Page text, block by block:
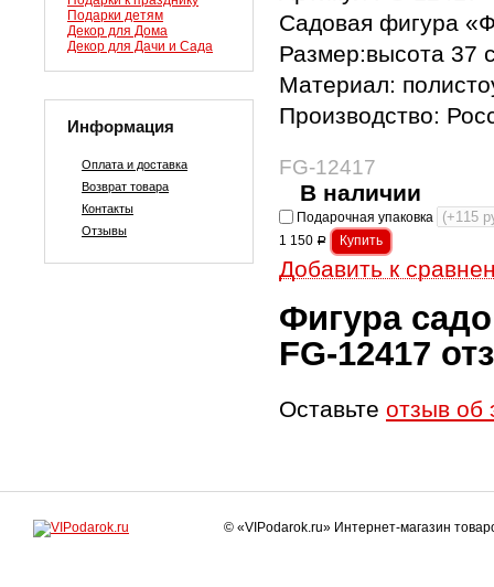
Подарки детям
Декор для Дома
Декор для Дачи и Сада
Информация
Оплата и доставка
Возврат товара
Контакты
Отзывы
Садовая фигура
Размер:высота 37
Материал:
Производство:
FG-12417
В наличии
Подарочная упаковка
1 150 Р
Добавить к
Фигура
FG-12417
Оставьте отзыв об
© «VIPodarok.ru» Интернет-магазин